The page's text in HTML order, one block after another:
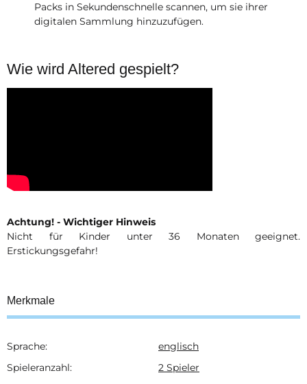
Packs in Sekundenschnelle scannen, um sie ihrer
digitalen Sammlung hinzuzufügen.
Wie wird Altered gespielt?
Achtung! - Wichtiger Hinweis
Nicht für Kinder unter 36 Monaten geeignet.
Erstickungsgefahr!
Merkmale
Produkteigenschaft
Wert
Sprache:
englisch
Spieleranzahl:
2 Spieler